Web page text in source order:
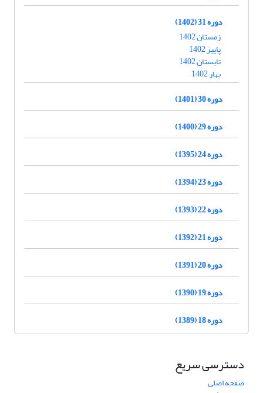
دوره 31 (1402)
زمستان 1402
پاییز 1402
تابستان 1402
بهار 1402
دوره 30 (1401)
دوره 29 (1400)
دوره 24 (1395)
دوره 23 (1394)
دوره 22 (1393)
دوره 21 (1392)
دوره 20 (1391)
دوره 19 (1390)
دوره 18 (1389)
دسترسی سریع
صفحه اصلی